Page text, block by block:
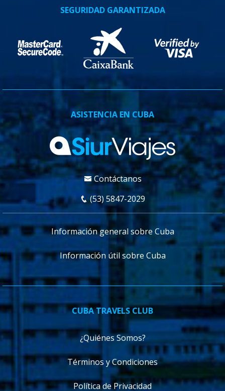
SEGURIDAD GARANTIZADA
ASISTENCIA EN CUBA
Contáctanos
(53) 5847-2029
Información general sobre Cuba
Información útil sobre Cuba
CUBA TRAVELS CLUB
¿Quiénes Somos?
Términos y Condiciones
Política de Privacidad